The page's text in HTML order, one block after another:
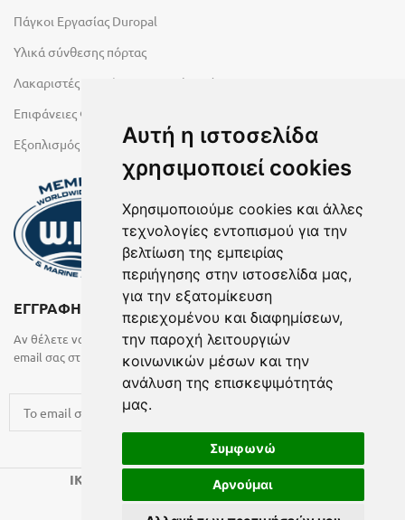
Αυτή η ιστοσελίδα
χρησιμοποιεί cookies
Χρησιμοποιούμε cookies και άλλες
τεχνολογίες εντοπισμού για την
βελτίωση της εμπειρίας
περιήγησης στην ιστοσελίδα μας,
για την εξατομίκευση
περιεχομένου και διαφημίσεων,
την παροχή λειτουργιών
κοινωνικών μέσων και την
ανάλυση της επισκεψιμότητάς
μας.
Συμφωνώ
Αρνούμαι
Πάγκοι Εργασίας Duropal
Υλικά σύνθεσης πόρτας
Λακαριστές επιφάνειες Primeboard
Επιφάνειες Φυσικών Πετρωμάτων
Εξοπλισμός Υγρών Χώρων
ΕΓΓΡΑΦΗ ΣΤΟ NEWSLETTER
Αν θέλετε να λαμβάνετε ενημερωτικά email συμπληρώστε το
email σας στην παρακάτω φόρμα
IK KATSARAS 2024 CREATED BY